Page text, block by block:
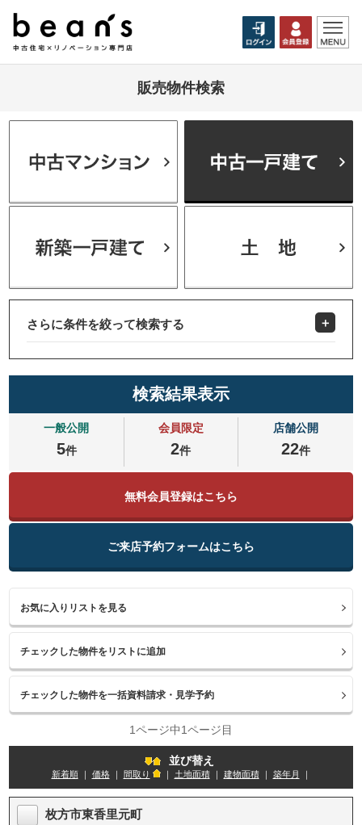
販売物件検索
さらに条件を絞って検索する
検索結果表示
一般公開
5件
会員限定
2件
店舗公開
22件
無料会員登録はこちら
ご来店予約フォームはこちら
お気に入りリストを見る
1ページ中1ページ目
並び替え
新着順｜ 価格｜ 間取り ｜ 土地面積｜ 建物面積｜ 築年月
枚方市東香里元町